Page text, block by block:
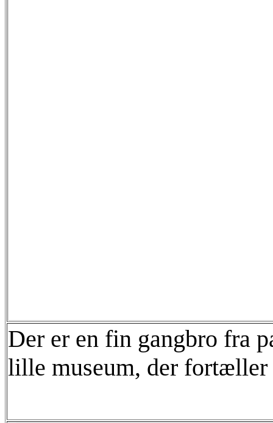
Der er en fin gangbro fra
lille museum, der fortæller